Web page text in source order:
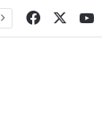
Facebook